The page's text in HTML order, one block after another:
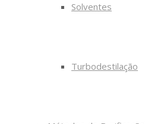
Solventes
Turbodestilação